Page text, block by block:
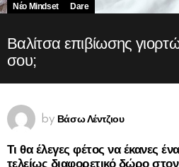
Νέο Mindset Dare
Βαλίτσα επιβίωσης
σου;
by Βάσω Λέντζιου
Τι θα έλεγες φέτος να έκανες
τελείως διαφορετικό δώρο